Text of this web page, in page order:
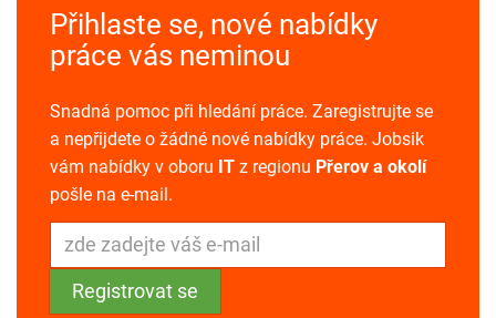
Přihlaste se, nové nabídky
práce vás neminou
Snadná pomoc při hledání práce. Zaregistrujte se
a nepřijdete o žádné nové nabídky práce. Jobsik
vám nabídky v oboru IT z regionu Přerov a okolí
pošle na e-mail.